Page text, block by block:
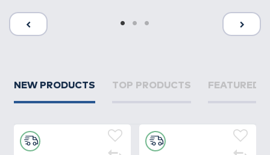
NEW PRODUCTS TOP PRODUCTS FEATURED